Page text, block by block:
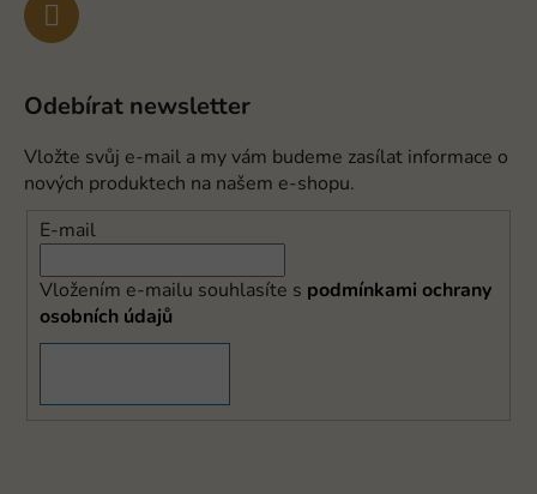
Odebírat newsletter
Vložte svůj e-mail a my vám budeme zasílat informace o
nových produktech na našem e-shopu.
E-mail
Vložením e-mailu souhlasíte s podmínkami ochrany
osobních údajů